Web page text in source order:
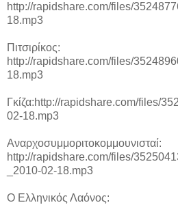
http://rapidshare.com/files/
18.mp3
Πιτσιρίκος:
http://rapidshare.com/files/
18.mp3
Γκίζα:http://rapidshare.com/files/
02-18.mp3
Αναρχοσυμμοριτοκομμουνισταί:
http://rapidshare.com/files/
_2010-02-18.mp3
Ο Ελληνικός Λαόνος: